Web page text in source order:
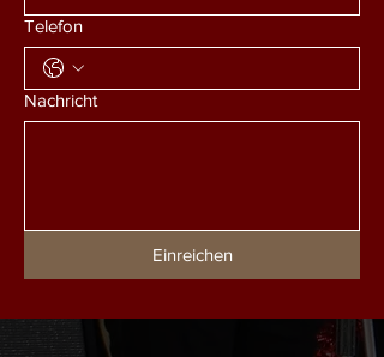
Telefon
Nachricht
Einreichen